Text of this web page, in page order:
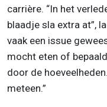
carrière. “In het
blaadje sla extra at”,
vaak een issue
mocht eten of
door de
meteen.”